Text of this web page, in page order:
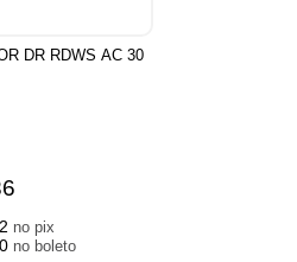
DR RDWS AC 30
no pix
no boleto